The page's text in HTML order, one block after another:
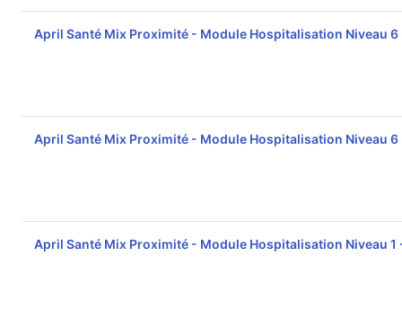
April Santé Mix Proximité - Module Hospitalisation Niveau 6
April Santé Mix Proximité - Module Hospitalisation Niveau 6
April Santé Mix Proximité - Module Hospitalisation Niveau 1